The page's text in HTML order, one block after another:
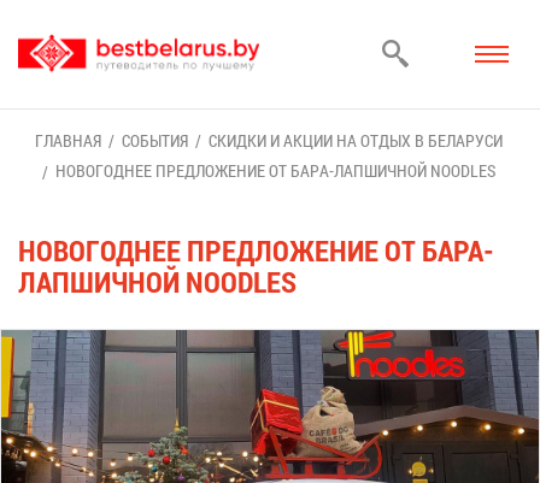
ГЛАВ­НАЯ СО­БЫ­ТИЯ
СКИД­КИ И АК­ЦИИ НА ОТ­ДЫХ В БЕ­ЛА­РУ­СИ
НО­ВО­ГОД­НЕЕ ПРЕД­ЛО­ЖЕ­НИЕ ОТ БА­РА-ЛАП­ШИЧ­НОЙ NOODLES
НО­ВО­ГОД­НЕЕ ПРЕД­ЛО­ЖЕ­НИЕ ОТ БА­РА-
ЛАП­ШИЧ­НОЙ NOODLES